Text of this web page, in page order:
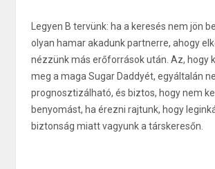
Legyen B tervünk: ha a keresés nem jön
olyan hamar akadunk partnerre, ahogy
nézzünk más erőforrások után. Az, hogy
meg a maga Sugar Daddyét, egyáltalán
prognosztizálható, és biztos, hogy nem
benyomást, ha érezni rajtunk, hogy
biztonság miatt vagyunk a társkeresőn.